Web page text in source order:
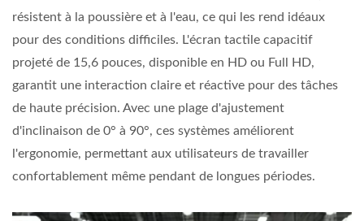
résistent à la poussière et à l'eau, ce qui les rend idéaux
pour des conditions difficiles. L'écran tactile capacitif
projeté de 15,6 pouces, disponible en HD ou Full HD,
garantit une interaction claire et réactive pour des tâches
de haute précision. Avec une plage d'ajustement
d'inclinaison de 0° à 90°, ces systèmes améliorent
l'ergonomie, permettant aux utilisateurs de travailler
confortablement même pendant de longues périodes.